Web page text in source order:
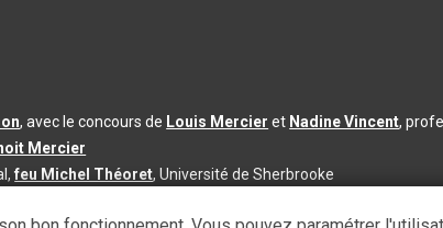
, avec le concours de Louis Mercier et Nadine Vincent,
Mercier
feu Michel Théoret, Université de Sherbrooke